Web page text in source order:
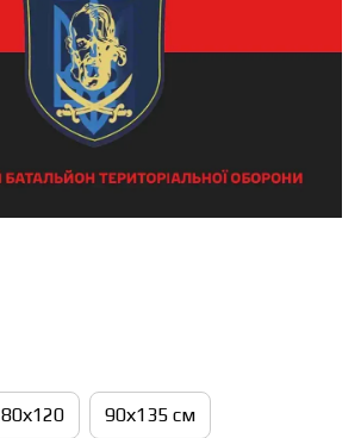
80х120 90х135 см